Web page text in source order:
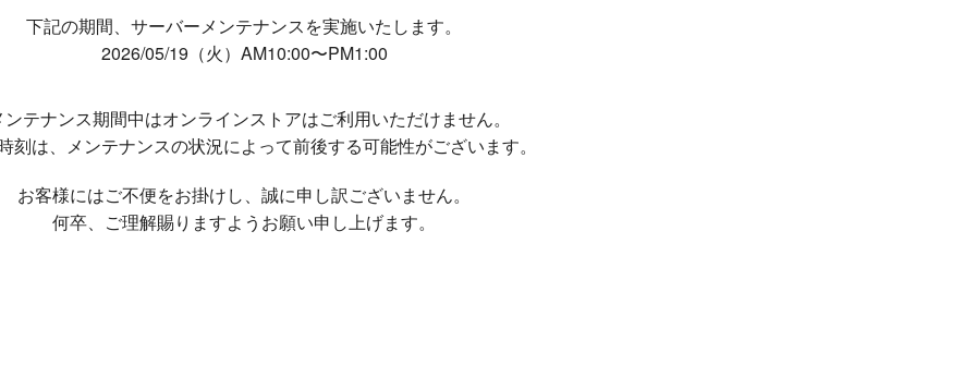
下記の期間、サーバーメンテナンスを実施いたします。
2026/05/19（火）AM10:00〜PM1:00
ンテナンス期間中はオンラインストアはご利用いただけません。
刻は、メンテナンスの状況によって前後する可能性がございます。
お客様にはご不便をお掛けし、 誠に申し訳ございません。
何卒、ご理解賜りますようお願い申し上げます。